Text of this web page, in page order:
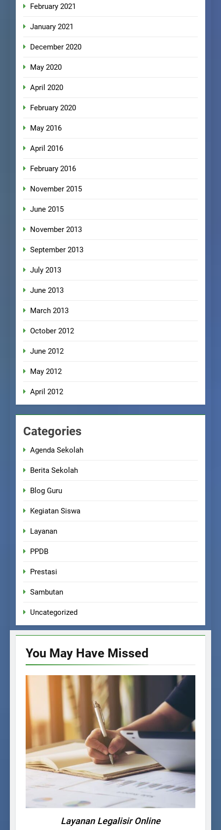
February 2021
January 2021
December 2020
May 2020
April 2020
February 2020
May 2016
April 2016
February 2016
November 2015
June 2015
November 2013
September 2013
July 2013
June 2013
March 2013
October 2012
June 2012
May 2012
April 2012
Categories
Agenda Sekolah
Berita Sekolah
Blog Guru
Kegiatan Siswa
Layanan
PPDB
Prestasi
Sambutan
Uncategorized
You May Have Missed
LAYANAN
Layanan Legalisir Online